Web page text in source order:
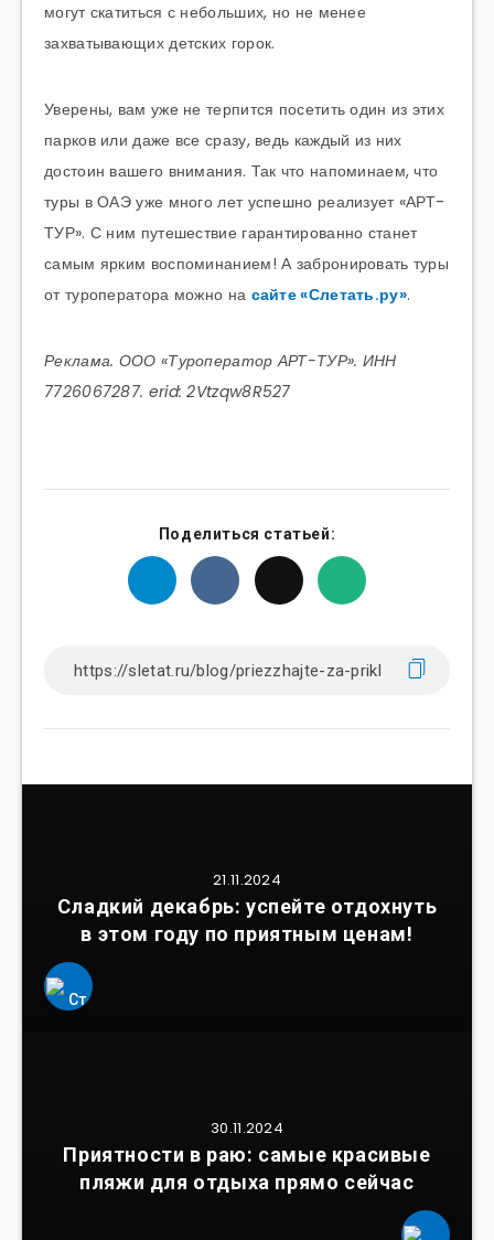
могут скатиться с небольших, но не менее
захватывающих детских горок.
Уверены, вам уже не терпится посетить один из этих
парков или даже все сразу, ведь каждый из них
достоин вашего внимания. Так что напоминаем, что
туры в ОАЭ уже много лет успешно реализует «АРТ-
ТУР». С ним путешествие гарантированно станет
самым ярким воспоминанием! А забронировать туры
от туроператора можно на сайте «Слетать.ру».
Реклама. ООО «Туроператор АРТ-ТУР». ИНН
7726067287. erid: 2Vtzqw8R527
Поделиться статьей:
21.11.2024
Сладкий декабрь: успейте отдохнуть
в этом году по приятным ценам!
30.11.2024
Приятности в раю: самые красивые
пляжи для отдыха прямо сейчас